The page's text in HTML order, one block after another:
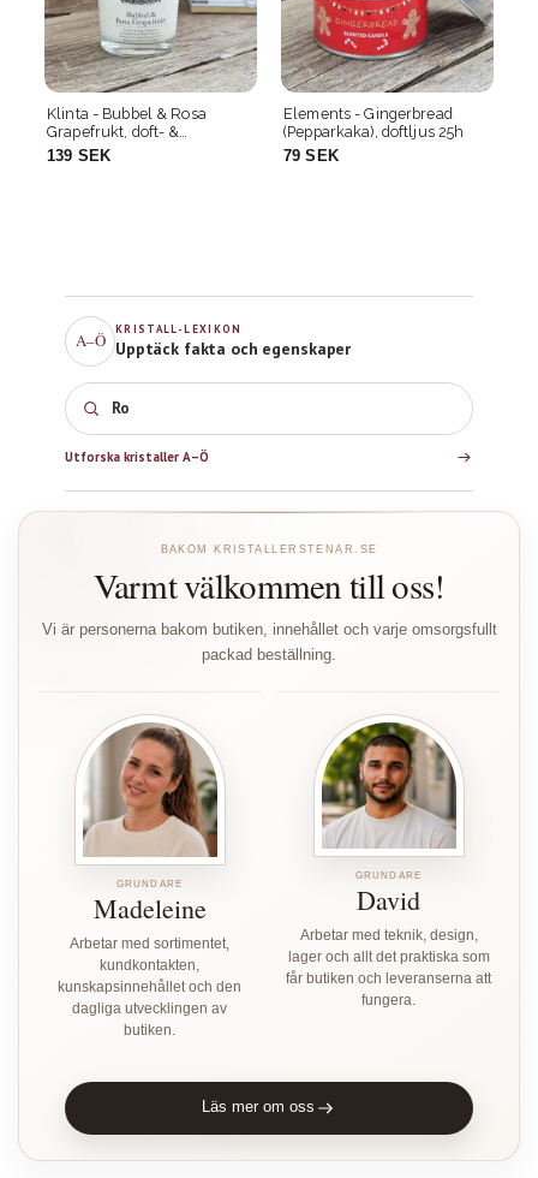
A–Ö
KRISTALL-LEXIKON
Upptäck fakta och egenskaper
Lab
Utforska kristaller A–Ö
BAKOM KRISTALLERSTENAR.SE
Varmt välkommen till oss!
Vi är personerna bakom butiken, innehållet och varje omsorgsfullt
packad beställning.
GRUNDARE
Madeleine
Arbetar med sortimentet,
kundkontakten,
kunskapsinnehållet och den
dagliga utvecklingen av
butiken.
GRUNDARE
David
Arbetar med teknik, design,
lager och allt det praktiska som
får butiken och leveranserna att
fungera.
Läs mer om oss
Klinta - Bubbel & Rosa
Grapefrukt, doft- &
massageljus 18h
139 SEK
Elements - Gingerbread
(Pepparkaka), doftljus 25h
79 SEK